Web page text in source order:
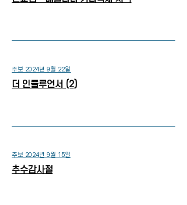
주보 2024년 9월 22일
더 인플루언서 (2)
주보 2024년 9월 15일
추수감사절